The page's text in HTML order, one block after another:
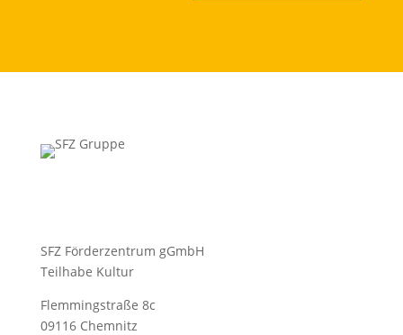
SFZ Förderzentrum gGmbH
Teilhabe Kultur
Flemmingstraße 8c
09116 Chemnitz